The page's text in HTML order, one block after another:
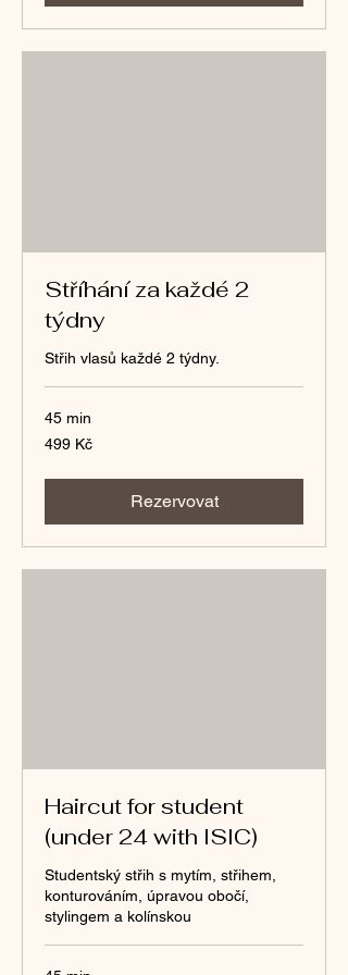
Stříhání za každé 2
týdny
Střih vlasů každé 2 týdny.
45 min
499
českých
499 Kč
Rezervovat
Haircut for student
(under 24 with ISIC)
Studentský střih s mytím, střihem,
konturováním, úpravou obočí,
stylingem a kolínskou